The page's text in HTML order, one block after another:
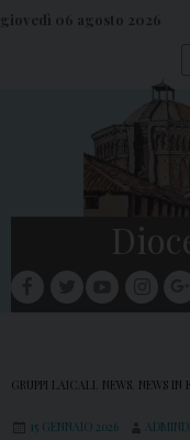
Sgiovedì 06 agosto 2026
GRUPPI LAICALI NEWS NEWS IN
15 GENNAIO 2026